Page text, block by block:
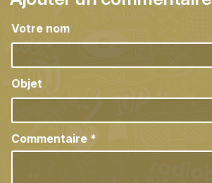
Votre nom
Objet
Commentaire *